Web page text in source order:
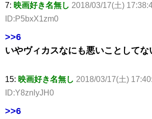
7: 映画好き名無し 2018/03/17(土)
ID:P5bxX1zm0
>>6
いやヴィカスなにも悪いことしてな
15: 映画好き名無し 2018/03/17(土)
ID:Y8znlyJH0
>>6